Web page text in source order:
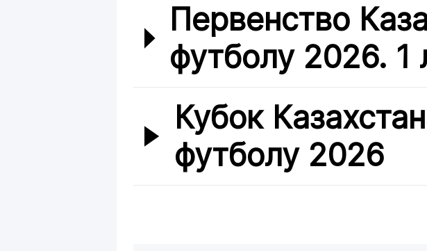
Первенство
футболу 2026. 1
Кубок
футболу 2026